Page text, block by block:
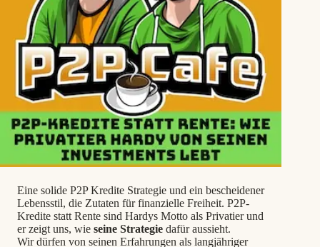
Eine solide P2P Kredite Strategie und ein bescheidener
Lebensstil, die Zutaten für finanzielle Freiheit. P2P-
Kredite statt Rente sind Hardys Motto als Privatier und
er zeigt uns, wie seine Strategie dafür aussieht.
Wir dürfen von seinen Erfahrungen als langjähriger